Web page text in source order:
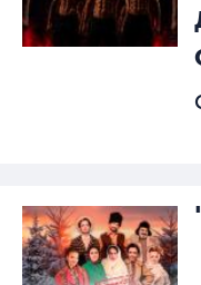
любимые